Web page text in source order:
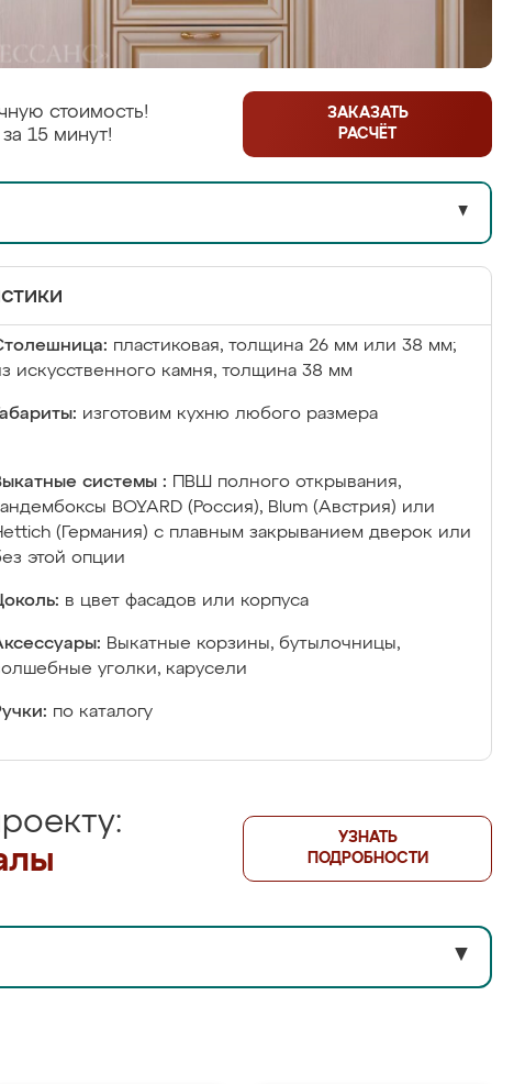
стоимость!
15 минут!
ЗАКАЗАТЬ
РАСЧЁТ
▼
пластиковая, толщина 26 мм или 38 мм;
искусственного камня, толщина 38 мм
изготовим кухню любого размера
системы :
ПВШ полного открывания,
BOYARD (Россия), Blum (Австрия) или
(Германия) с плавным закрыванием дверок или
этой опции
в цвет фасадов или корпуса
Выкатные корзины, бутылочницы,
уголки, карусели
по каталогу
УЗНАТЬ
ПОДРОБНОСТИ
▼